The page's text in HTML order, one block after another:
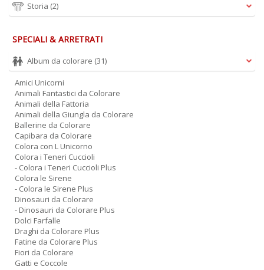
Storia (2)
SPECIALI & ARRETRATI
Album da colorare (31)
Amici Unicorni
Animali Fantastici da Colorare
Animali della Fattoria
Animali della Giungla da Colorare
Ballerine da Colorare
Capibara da Colorare
Colora con L Unicorno
Colora i Teneri Cuccioli
- Colora i Teneri Cuccioli Plus
Colora le Sirene
- Colora le Sirene Plus
Dinosauri da Colorare
- Dinosauri da Colorare Plus
Dolci Farfalle
Draghi da Colorare Plus
Fatine da Colorare Plus
Fiori da Colorare
Gatti e Coccole